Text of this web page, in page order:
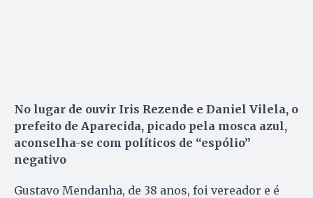
No lugar de ouvir Iris Rezende e Daniel Vilela, o
prefeito de Aparecida, picado pela mosca azul,
aconselha-se com políticos de “espólio”
negativo
Gustavo Mendanha, de 38 anos, foi vereador e é